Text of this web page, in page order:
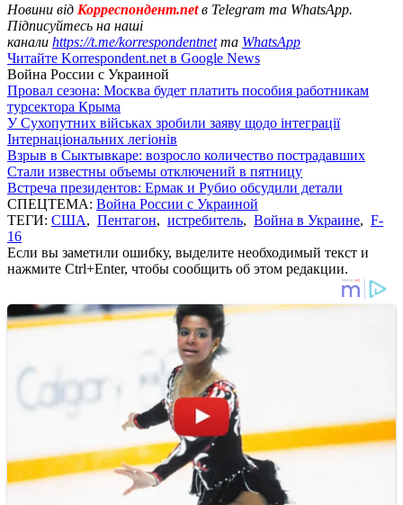
Новини від Корреспондент.netв Telegram та WhatsApp.
Підписуйтесь на наші
канали https://t.me/korrespondentnetта WhatsApp
Читайте Korrespondent.net в Google News
Война России с Украиной
Провал сезона: Москва будет платить пособия работникам
турсектора Крыма
У Сухопутних військах зробили заяву щодо інтеграції
Інтернаціональних легіонів
Взрыв в Сыктывкаре: возросло количество пострадавших
Стали известны объемы отключений в пятницу
Встреча президентов: Ермак и Рубио обсудили детали
СПЕЦТЕМА: Война России с Украиной
ТЕГИ: США, Пентагон, истребитель, Война в Украине, F-
16
Если вы заметили ошибку, выделите необходимый текст и
нажмите Ctrl+Enter, чтобы сообщить об этом редакции.